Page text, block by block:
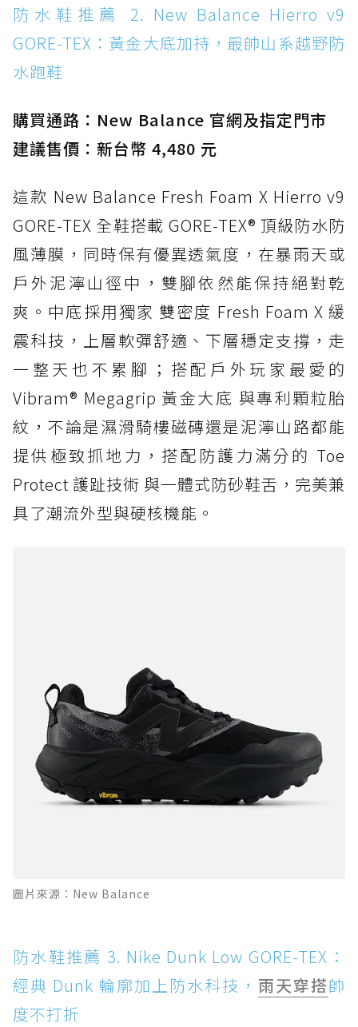
防水鞋推薦 14. SKECHERS BADGER
WATERPROOF：一踩即穿懶人神器！搭載固特
異大底與全防水厚底健走鞋
防水鞋推薦 15. Brooks Cascadia 19 GTX：注
防水鞋推薦 2. New Balance Hierro v9
GORE-TEX：黃金大底加持，最帥山系越野防
水跑鞋
購買通路：New Balance 官網及指定門市
建議售價：新台幣 4,480 元
這款 New Balance Fresh Foam X Hierro v9
GORE-TEX 全鞋搭載 GORE-TEX® 頂級防水防
風薄膜，同時保有優異透氣度，在暴雨天或
戶外泥濘山徑中，雙腳依然能保持絕對乾
爽。中底採用獨家 雙密度 Fresh Foam X 緩
震科技，上層軟彈舒適、下層穩定支撐，走
一整天也不累腳；搭配戶外玩家最愛的
Vibram® Megagrip 黃金大底 與專利顆粒胎
紋，不論是濕滑騎樓磁磚還是泥濘山路都能
提供極致抓地力，搭配防護力滿分的 Toe
Protect 護趾技術 與一體式防砂鞋舌，完美兼
具了潮流外型與硬核機能。
圖片來源：New Balance
防水鞋推薦 3. Nike Dunk Low GORE-TEX：
經典 Dunk 輪廓加上防水科技， 雨天穿搭帥
度不打折